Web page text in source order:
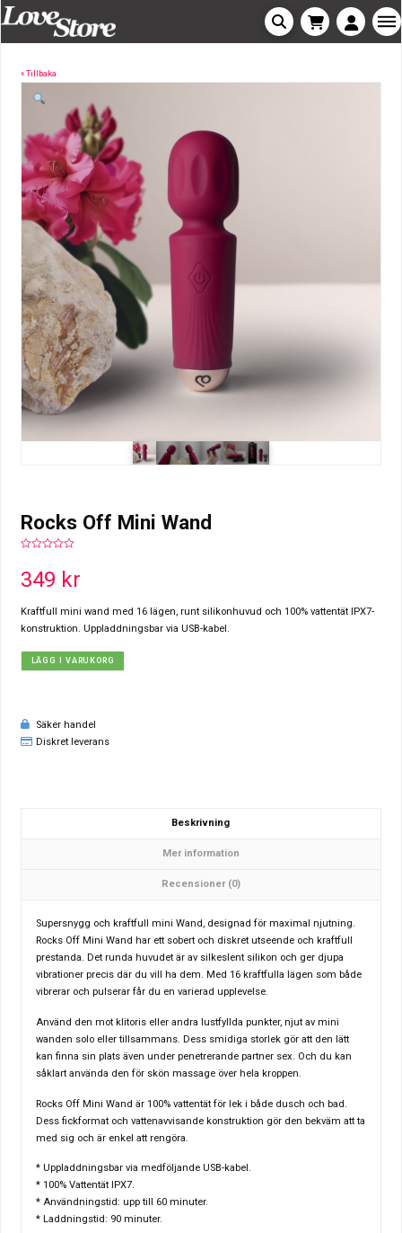
« Tillbaka
Rocks Off Mini Wand
of
5
349 kr
Kraftfull mini wand med 16 lägen, runt silikonhuvud och 100% vattentät IPX7-
konstruktion. Uppladdningsbar via USB-kabel.
LÄGG I VARUKORG
Säker handel
Diskret leverans
Beskrivning
Mer information
Recensioner (0)
Supersnygg och kraftfull mini Wand, designad för maximal njutning.
Rocks Off Mini Wand har ett sobert och diskret utseende och kraftfull
prestanda. Det runda huvudet är av silkeslent silikon och ger djupa
vibrationer precis där du vill ha dem. Med 16 kraftfulla lägen som både
vibrerar och pulserar får du en varierad upplevelse.
Använd den mot klitoris eller andra lustfyllda punkter, njut av mini
wanden solo eller tillsammans. Dess smidiga storlek gör att den lätt
kan finna sin plats även under penetrerande partner sex. Och du kan
såklart använda den för skön massage över hela kroppen.
Rocks Off Mini Wand är 100% vattentät för lek i både dusch och bad.
Dess fickformat och vattenavvisande konstruktion gör den bekväm att ta
med sig och är enkel att rengöra.
* Uppladdningsbar via medföljande USB-kabel.
* 100% Vattentät IPX7.
* Användningstid: upp till 60 minuter.
* Laddningstid: 90 minuter.